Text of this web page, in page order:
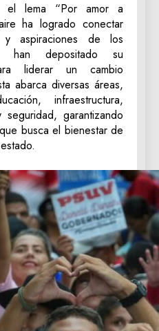
el lema “Por amor a
ha logrado conectar
aspiraciones de los
han depositado su
liderar un cambio
abarca diversas áreas,
infraestructura,
garantizando
busca el bienestar de